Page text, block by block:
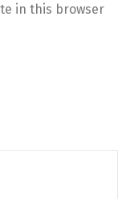
in this browser